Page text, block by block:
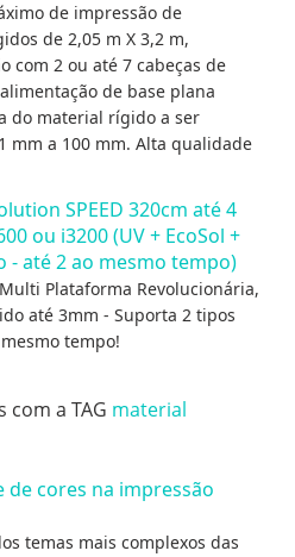
de impressão de
de 2,05 m X 3,2 m,
com 2 ou até 7 cabeças de
de base plana
do material rígido a ser
mm a 100 mm. Alta qualidade
SPEED 320cm até 4
ou i3200 (UV + EcoSol +
- até 2 ao mesmo tempo)
Plataforma Revolucionária,
até 3mm - Suporta 2 tipos
tempo!
a TAG material
de cores na impressão
temas mais complexos das